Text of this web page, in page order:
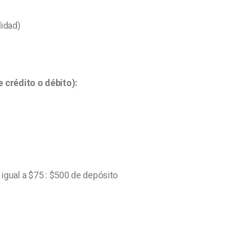
crédito o débito):
a $75 : $500 de depósito